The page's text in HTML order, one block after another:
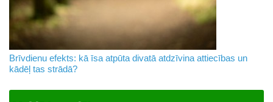
Brīvdienu efekts: kā īsa atpūta divatā atdzīvina attiecības un
kādēļ tas strādā?